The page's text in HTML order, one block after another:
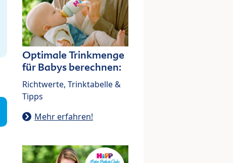
Optimale Trinkmenge
für Babys berechnen:
Richtwerte, Trinktabelle &
Tipps
Mehr erfahren!